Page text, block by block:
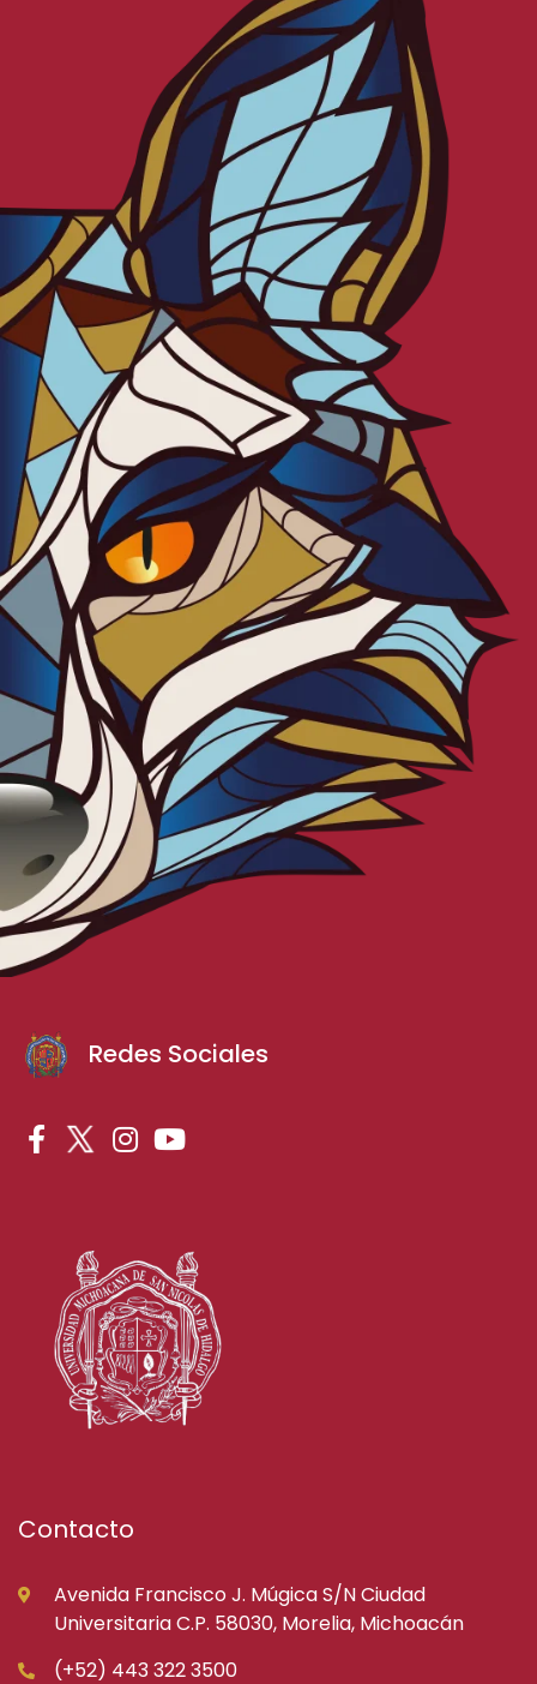
Redes Sociales
Contacto
Avenida Francisco J. Múgica S/N Ciudad
Universitaria C.P. 58030, Morelia, Michoacán
(+52) 443 322 3500